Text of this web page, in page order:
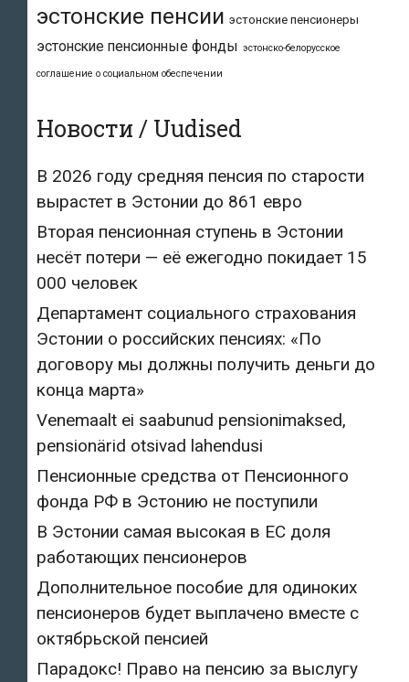
эстонские пенсии эстонские пенсионеры
эстонские пенсионные фонды эстонско-белорусское
соглашение о социальном обеспечении
Новости / Uudised
В 2026 году средняя пенсия по старости
вырастет в Эстонии до 861 евро
Вторая пенсионная ступень в Эстонии
несёт потери — её ежегодно покидает 15
000 человек
Департамент социального страхования
Эстонии о российских пенсиях: «По
договору мы должны получить деньги до
конца марта»
Venemaalt ei saabunud pensionimaksed,
pensionärid otsivad lahendusi
Пенсионные средства от Пенсионного
фонда РФ в Эстонию не поступили
В Эстонии самая высокая в ЕС доля
работающих пенсионеров
Дополнительное пособие для одиноких
пенсионеров будет выплачено вместе с
октябрьской пенсией
Парадокс! Право на пенсию за выслугу